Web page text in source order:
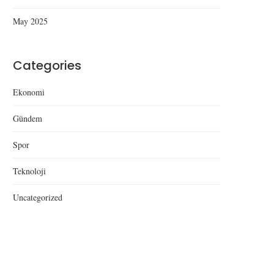
May 2025
Categories
Ekonomi
Gündem
Spor
Teknoloji
Uncategorized